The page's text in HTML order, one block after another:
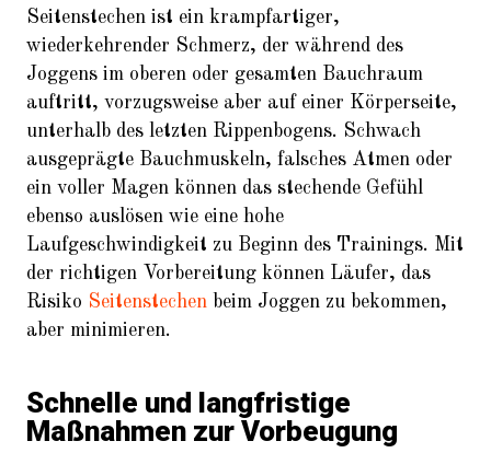
Nicht nur Sommerzeit ist Grillzeit:
Grill-Arten im Überblick
Fit werden für den Sommer: Mit
diesen Tipps klappt es
Seitenstechen ist ein krampfartiger,
wiederkehrender Schmerz, der während des
Joggens im oberen oder gesamten Bauchraum
auftritt, vorzugsweise aber auf einer Körperseite,
unterhalb des letzten Rippenbogens. Schwach
ausgeprägte Bauchmuskeln, falsches Atmen oder
ein voller Magen können das stechende Gefühl
ebenso auslösen wie eine hohe
Laufgeschwindigkeit zu Beginn des Trainings. Mit
der richtigen Vorbereitung können Läufer, das
Risiko Seitenstechen beim Joggen zu bekommen,
aber minimieren.
Schnelle und langfristige
Maßnahmen zur Vorbeugung